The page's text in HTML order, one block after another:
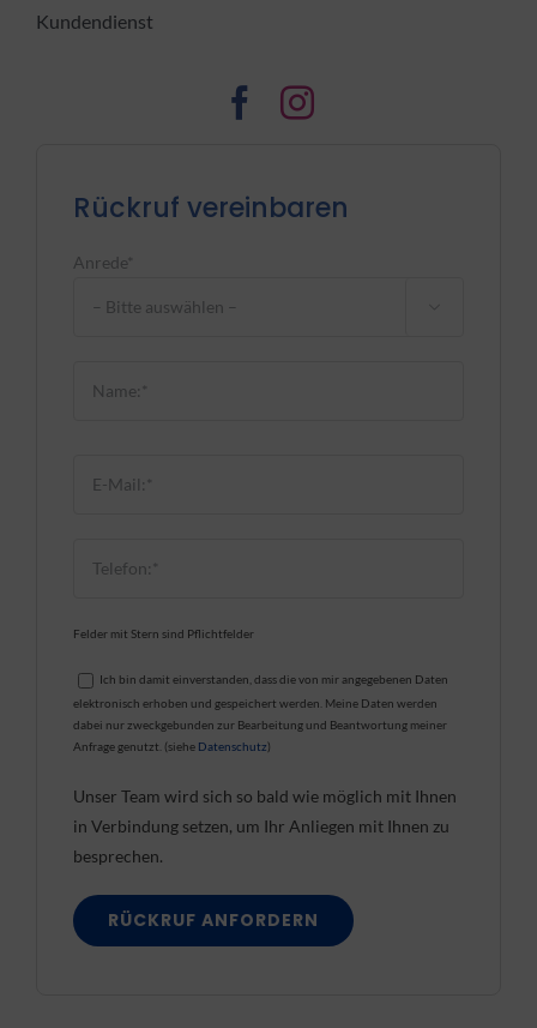
Kundendienst
Rückruf vereinbaren
Anrede*
Felder mit Stern sind Pflichtfelder
Ich bin damit einverstanden, dass die von mir angegebenen Daten
elektronisch erhoben und gespeichert werden. Meine Daten werden
dabei nur zweckgebunden zur Bearbeitung und Beantwortung meiner
Anfrage genutzt. (siehe Datenschutz)
Unser Team wird sich so bald wie möglich mit Ihnen
in Verbindung setzen, um Ihr Anliegen mit Ihnen zu
besprechen.